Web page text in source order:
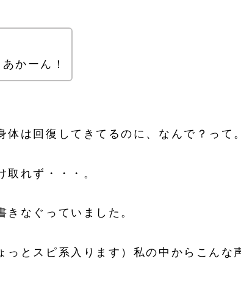
かーん！
体は回復してきてるのに、なんで？って
れず・・・。
なぐっていました。
っとスピ系入ります）私の中からこんな